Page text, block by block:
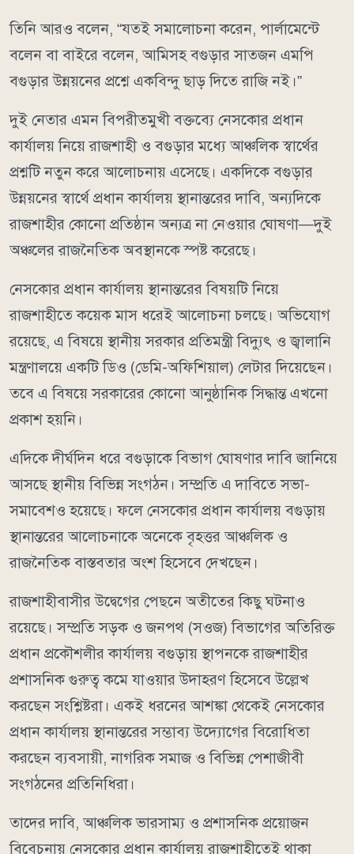
তিনি আরও বলেন, “যতই সমালোচনা করেন, পার্লামেন্টে
বলেন বা বাইরে বলেন, আমিসহ বগুড়ার সাতজন এমপি
বগুড়ার উন্নয়নের প্রশ্নে একবিন্দু ছাড় দিতে রাজি নই।”
দুই নেতার এমন বিপরীতমুখী বক্তব্যে নেসকোর প্রধান
কার্যালয় নিয়ে রাজশাহী ও বগুড়ার মধ্যে আঞ্চলিক স্বার্থের
প্রশ্নটি নতুন করে আলোচনায় এসেছে। একদিকে বগুড়ার
উন্নয়নের স্বার্থে প্রধান কার্যালয় স্থানান্তরের দাবি, অন্যদিকে
রাজশাহীর কোনো প্রতিষ্ঠান অন্যত্র না নেওয়ার ঘোষণা—দুই
অঞ্চলের রাজনৈতিক অবস্থানকে স্পষ্ট করেছে।
নেসকোর প্রধান কার্যালয় স্থানান্তরের বিষয়টি নিয়ে
রাজশাহীতে কয়েক মাস ধরেই আলোচনা চলছে। অভিযোগ
রয়েছে, এ বিষয়ে স্থানীয় সরকার প্রতিমন্ত্রী বিদ্যুৎ ও জ্বালানি
মন্ত্রণালয়ে একটি ডিও (ডেমি-অফিশিয়াল) লেটার দিয়েছেন।
তবে এ বিষয়ে সরকারের কোনো আনুষ্ঠানিক সিদ্ধান্ত এখনো
প্রকাশ হয়নি।
এদিকে দীর্ঘদিন ধরে বগুড়াকে বিভাগ ঘোষণার দাবি জানিয়ে
আসছে স্থানীয় বিভিন্ন সংগঠন। সম্প্রতি এ দাবিতে সভা-
সমাবেশও হয়েছে। ফলে নেসকোর প্রধান কার্যালয় বগুড়ায়
স্থানান্তরের আলোচনাকে অনেকে বৃহত্তর আঞ্চলিক ও
রাজনৈতিক বাস্তবতার অংশ হিসেবে দেখছেন।
রাজশাহীবাসীর উদ্বেগের পেছনে অতীতের কিছু ঘটনাও
রয়েছে। সম্প্রতি সড়ক ও জনপথ (সওজ) বিভাগের অতিরিক্ত
প্রধান প্রকৌশলীর কার্যালয় বগুড়ায় স্থাপনকে রাজশাহীর
প্রশাসনিক গুরুত্ব কমে যাওয়ার উদাহরণ হিসেবে উল্লেখ
করছেন সংশ্লিষ্টরা। একই ধরনের আশঙ্কা থেকেই নেসকোর
প্রধান কার্যালয় স্থানান্তরের সম্ভাব্য উদ্যোগের বিরোধিতা
করছেন ব্যবসায়ী, নাগরিক সমাজ ও বিভিন্ন পেশাজীবী
সংগঠনের প্রতিনিধিরা।
তাদের দাবি, আঞ্চলিক ভারসাম্য ও প্রশাসনিক প্রয়োজন
বিবেচনায় নেসকোর প্রধান কার্যালয় রাজশাহীতেই থাকা